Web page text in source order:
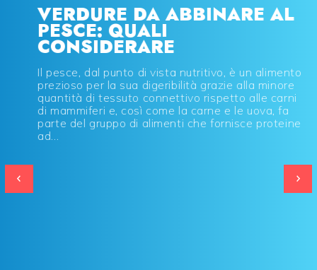
VERDURE DA ABBINARE AL
PESCE: QUALI
CONSIDERARE
Il pesce, dal punto di vista nutritivo, è un alimento
prezioso per la sua digeribilità grazie alla minore
quantità di tessuto connettivo rispetto alle carni
di mammiferi e, così come la carne e le uova, fa
parte del gruppo di alimenti che fornisce proteine
ad...